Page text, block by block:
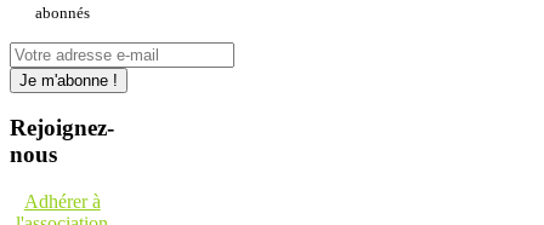
abonnés
Rejoignez-
nous
Adhérer à